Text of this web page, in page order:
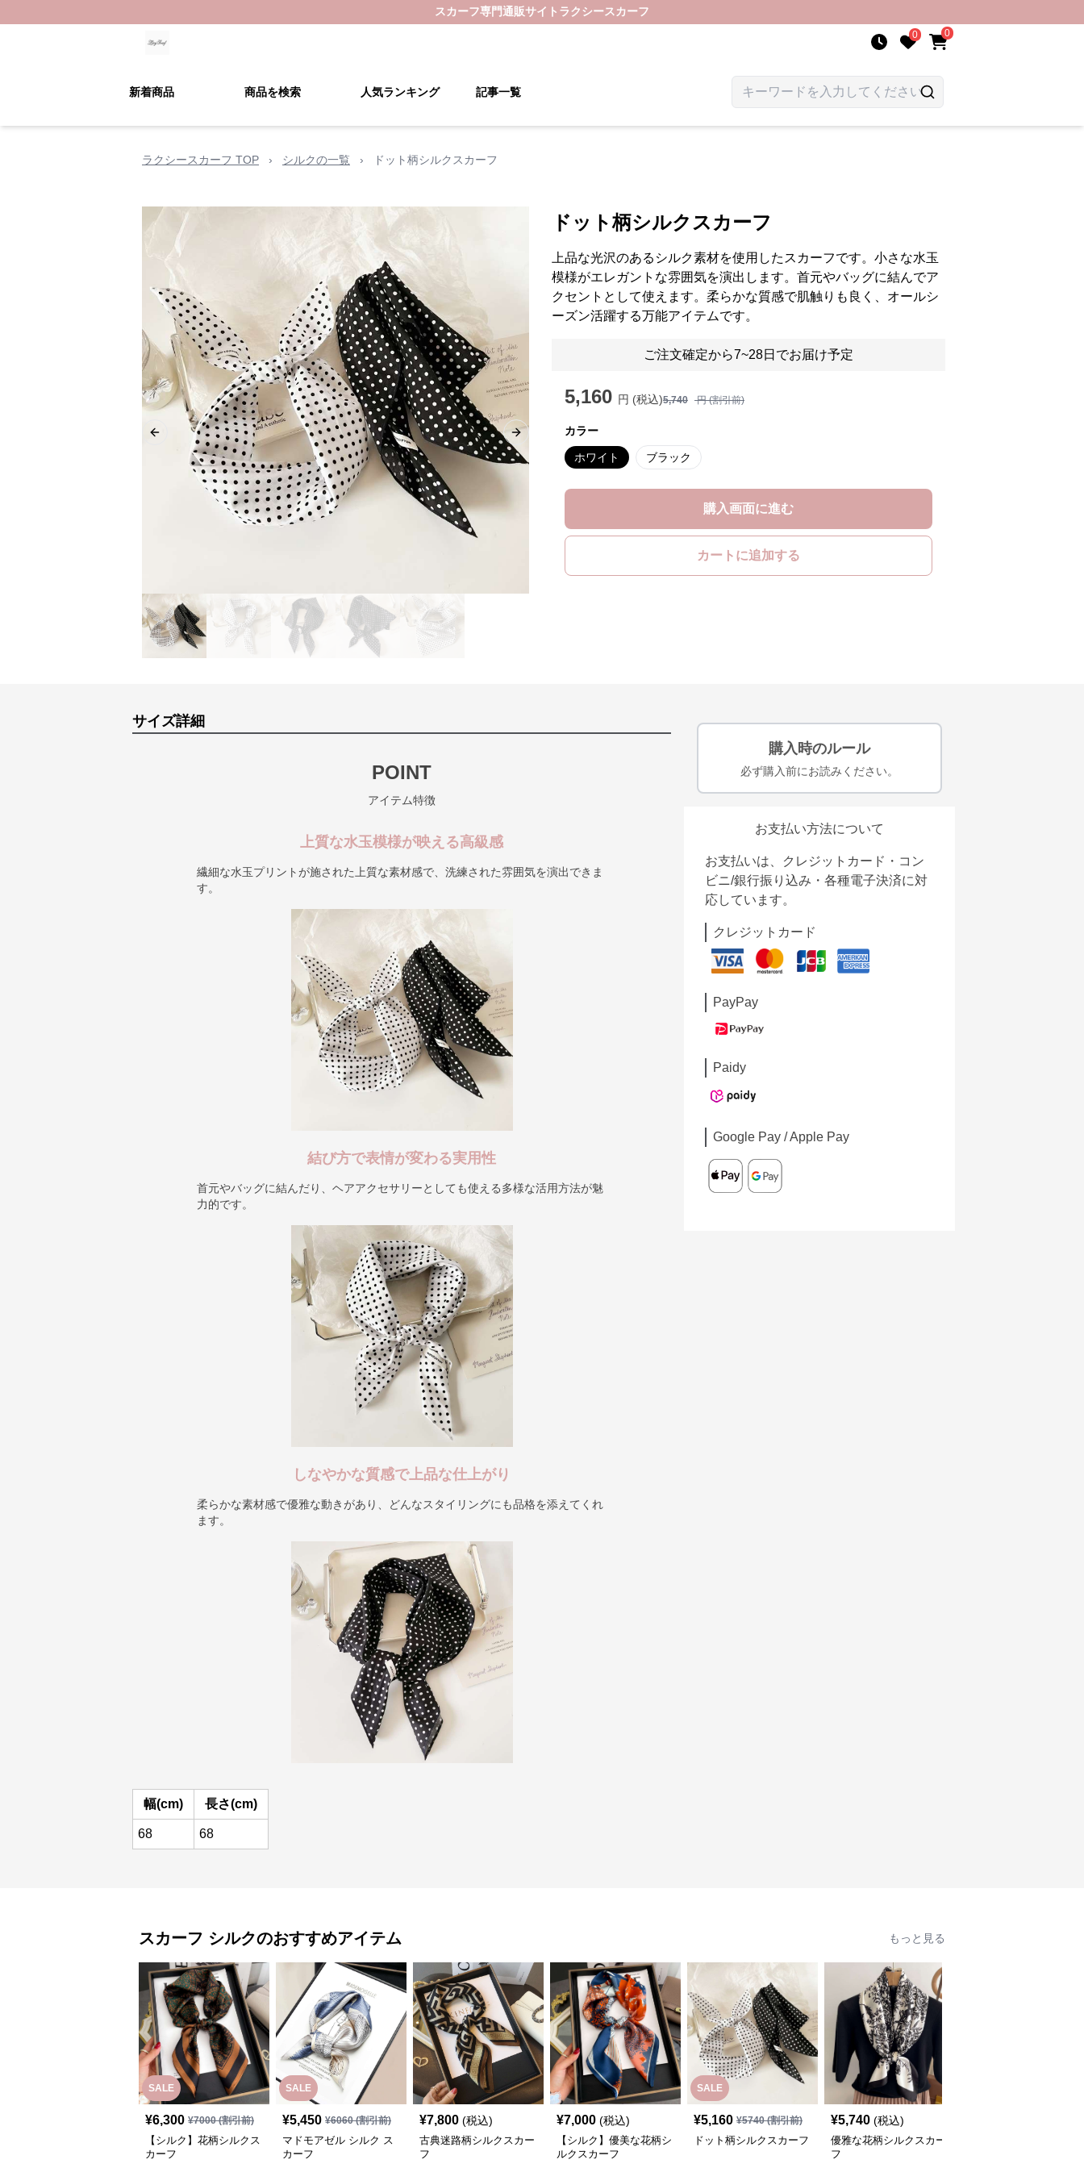
スカーフ専門通販サイト ラクシースカーフ
0 0
新着商品 商品を検索 人気ランキング 記事一覧
ラクシースカーフ TOP › シルクの一覧 › ドット柄シルクスカーフ
Previous slide Next slide
ドット柄シルクスカーフ
上品な光沢のあるシルク素材を使用したスカーフです。小さな水玉
模様がエレガントな雰囲気を演出します。首元やバッグに結んでア
クセントとして使えます。柔らかな質感で肌触りも良く、オールシ
ーズン活躍する万能アイテムです。
ご注文確定から7~28日でお届け予定
5,160 円 (税込)5,740 円 (割引前)
カラー
ホワイト ブラック
購入画面に進む
カートに追加する
サイズ詳細
POINT
アイテム特徴
上質な水玉模様が映える高級感
繊細な水玉プリントが施された上質な素材感で、洗練された雰囲気を演出できま
す。
結び方で表情が変わる実用性
首元やバッグに結んだり、ヘアアクセサリーとしても使える多様な活用方法が魅
力的です。
しなやかな質感で上品な仕上がり
柔らかな素材感で優雅な動きがあり、どんなスタイリングにも品格を添えてくれ
ます。
幅(cm) 長さ(cm)
68 68
購入時のルール
必ず購入前にお読みください。
お支払い方法について
お支払いは、クレジットカード・コン
ビニ/銀行振り込み・各種電子決済に対
応しています。
クレジットカード
PayPay
Paidy
Google Pay / Apple Pay
スカーフ シルクのおすすめアイテム もっと見る
SALE
¥6,300 ¥7000(割引前)
【シルク】花柄シルクス
カーフ
SALE
¥5,450 ¥6060(割引前)
マドモアゼル シルク ス
カーフ
¥7,800 (税込)
古典迷路柄シルクスカー
フ
¥7,000 (税込)
【シルク】優美な花柄シ
ルクスカーフ
SALE
¥5,160 ¥5740(割引前)
ドット柄シルクスカーフ
¥5,740 (税込)
優雅な花柄シルクスカー
フ